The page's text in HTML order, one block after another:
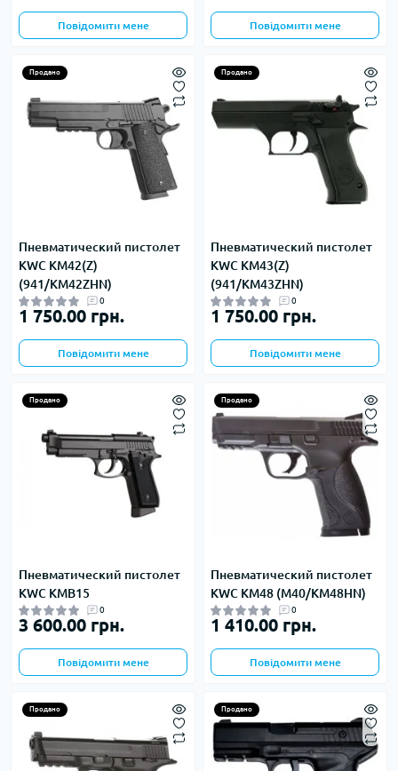
Повідомити мене Повідомити мене
Продано
Пневматический пистолет
KWC KM42(Z)
(941/KM42ZHN)
0
1 750.00 грн.
Повідомити мене
Продано
Пневматический пистолет
KWC KM43(Z)
(941/KM43ZHN)
0
1 750.00 грн.
Повідомити мене
Продано
Пневматический пистолет
KWC KMB15
0
3 600.00 грн.
Повідомити мене
Продано
Пневматический пистолет
KWC KM48 (M40/KM48HN)
0
1 410.00 грн.
Повідомити мене
Продано Продано